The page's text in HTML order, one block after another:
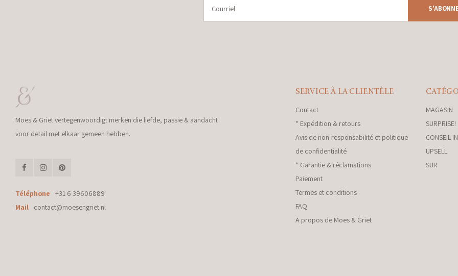
Moes & Griet vertegenwoordigt merken die liefde, passie & aandacht
voor detail met elkaar gemeen hebben.
Téléphone
+31 6 39606889
Mail
contact@moesengriet.nl
SERVICE À LA CLIENTÈLE
Contact
* Expédition & retours
Avis de non-responsabilité et politique
de confidentialité
* Garantie & réclamations
Paiement
Termes et conditions
FAQ
A propos de Moes & Griet
MAGASIN
SURPRISE!
CONSEIL
UPSELL
SUR